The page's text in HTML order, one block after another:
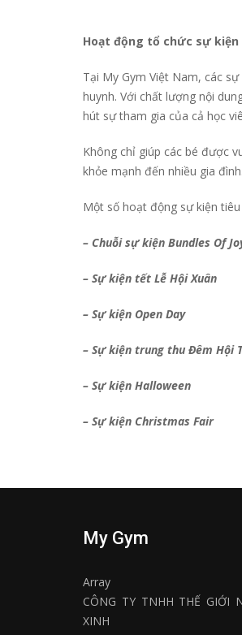
Hoạt động tổ chức sự kiện
Tại My Gym Việt Nam, các
huynh. Với chất lượng nội
hút sự tham gia của cả học
Không chỉ giúp các bé được
khỏe mạnh đến nhiều gia đình.
Một số hoạt động sự kiện
– Chuỗi sự kiện Bundles Of
– Sự kiện tết Lễ Hội Xuân
– Sự kiện Open Day
– Sự kiện trung thu Đêm Hội
– Sự kiện Halloween
– Sự kiện Christmas Fair
My Gym
Array
CÔNG TY TNHH THẾ GIỚI
XINH